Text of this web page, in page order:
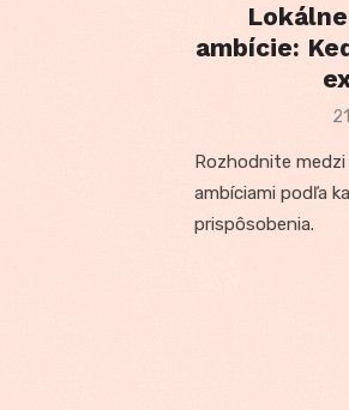
ambície:
Rozhodnite
ambíciami podľa
prispôsobenia.